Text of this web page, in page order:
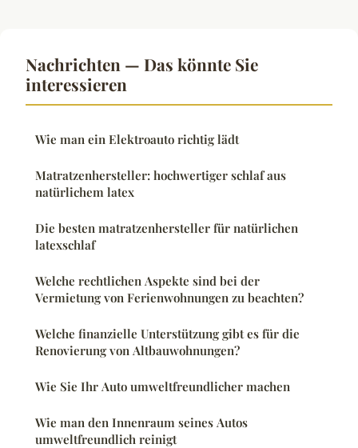
Nachrichten — Das könnte Sie
interessieren
Wie man ein Elektroauto richtig lädt
Matratzenhersteller: hochwertiger schlaf aus
natürlichem latex
Die besten matratzenhersteller für natürlichen
latexschlaf
Welche rechtlichen Aspekte sind bei der
Vermietung von Ferienwohnungen zu beachten?
Welche finanzielle Unterstützung gibt es für die
Renovierung von Altbauwohnungen?
Wie Sie Ihr Auto umweltfreundlicher machen
Wie man den Innenraum seines Autos
umweltfreundlich reinigt